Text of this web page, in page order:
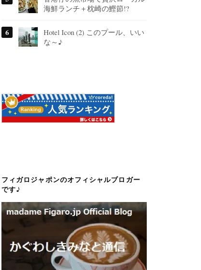
海鮮ランチ＋枕崎の鰹節!?
Hotel Icon (2) このプール、いい
な～♪
フィガロジャポンのオフィシャルブロガー
です♪